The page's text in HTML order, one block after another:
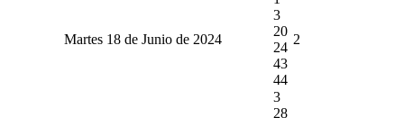
Martes 18 de Junio de 2024
3
20
24
43
44
2
3
28